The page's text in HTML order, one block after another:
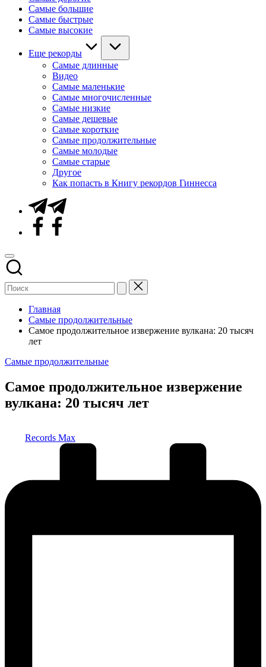
Самые большие
Самые быстрые
Самые высокие
Еще рекорды
Самые длинные
Видео
Самые маленькие
Самые многочисленные
Самые низкие
Самые дешевые
Самые короткие
Самые продолжительные
Самые молодые
Самые старые
Другое
Как попасть в Книгу рекордов Гиннесса
Telegram
Facebook
Главная
Самые продолжительные
Самое продолжительное извержение вулкана: 20 тысяч
лет
Опубликовано
Самые продолжительные
Самое продолжительное извержение
вулкана: 20 тысяч лет
Records Max